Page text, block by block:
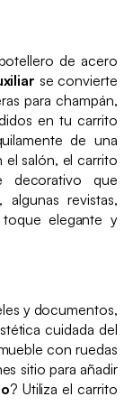
de acero
se convierte
para champán,
en tu carrito
de una
salón, el carrito
decorativo que
revistas,
elegante y
y documentos,
cuidada del
con ruedas
sitio para añadir
? Utiliza el carrito